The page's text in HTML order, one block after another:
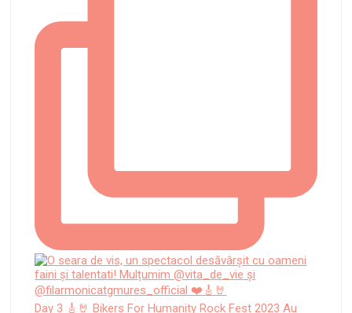
Day 3 🎸🤘 Bikers For Humanity Rock Fest 2023 Au